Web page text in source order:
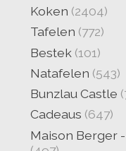
Koken (2404)
Tafelen (772)
Bestek (101)
Natafelen (543)
Bunzlau Castle
Cadeaus (647)
Maison Berger